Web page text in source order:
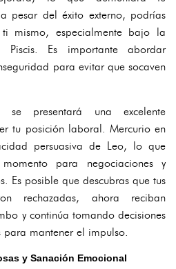
pesar del éxito externo, podrías
mismo, especialmente bajo la
Piscis. Es importante abordar
para evitar que socaven
presentará una excelente
tu posición laboral. Mercurio en
persuasiva de Leo, lo que
para negociaciones y
Es posible que descubras que tus
rechazadas, ahora reciban
y continúa tomando decisiones
para mantener el impulso.
y Sanación Emocional